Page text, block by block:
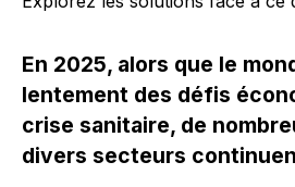
En 2025, alors que le
lentement des défis
crise sanitaire, de
divers secteurs